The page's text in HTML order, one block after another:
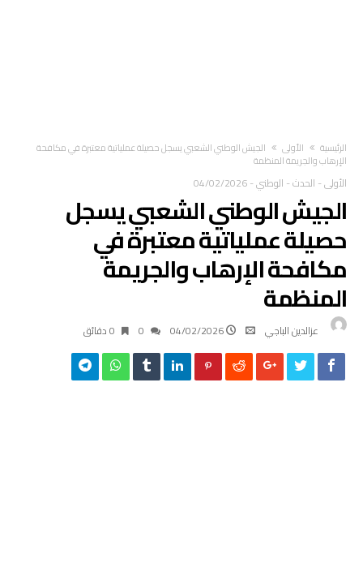
‫الرئيسية‬ الأولى
الجيش الوطني الشعبي يسجل حصيلة عملياتية معتبرة في مكافحة
الإرهاب والجريمة المنظمة
الأولى- الحدث- الوطني-
04/02/2026
الجيش الوطني الشعبي يسجل
حصيلة عملياتية معتبرة في
مكافحة الإرهاب والجريمة
المنظمة
عزالدين الباجي 04/02/2026 0 ‫دقائق‬